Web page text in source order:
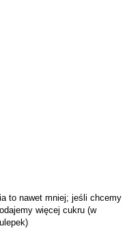
to nawet mniej; jeśli chcemy
więcej cukru (w